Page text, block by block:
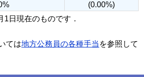
(0.00%)
1日現在のものです．
ては地方公務員の各種手当 を参照して